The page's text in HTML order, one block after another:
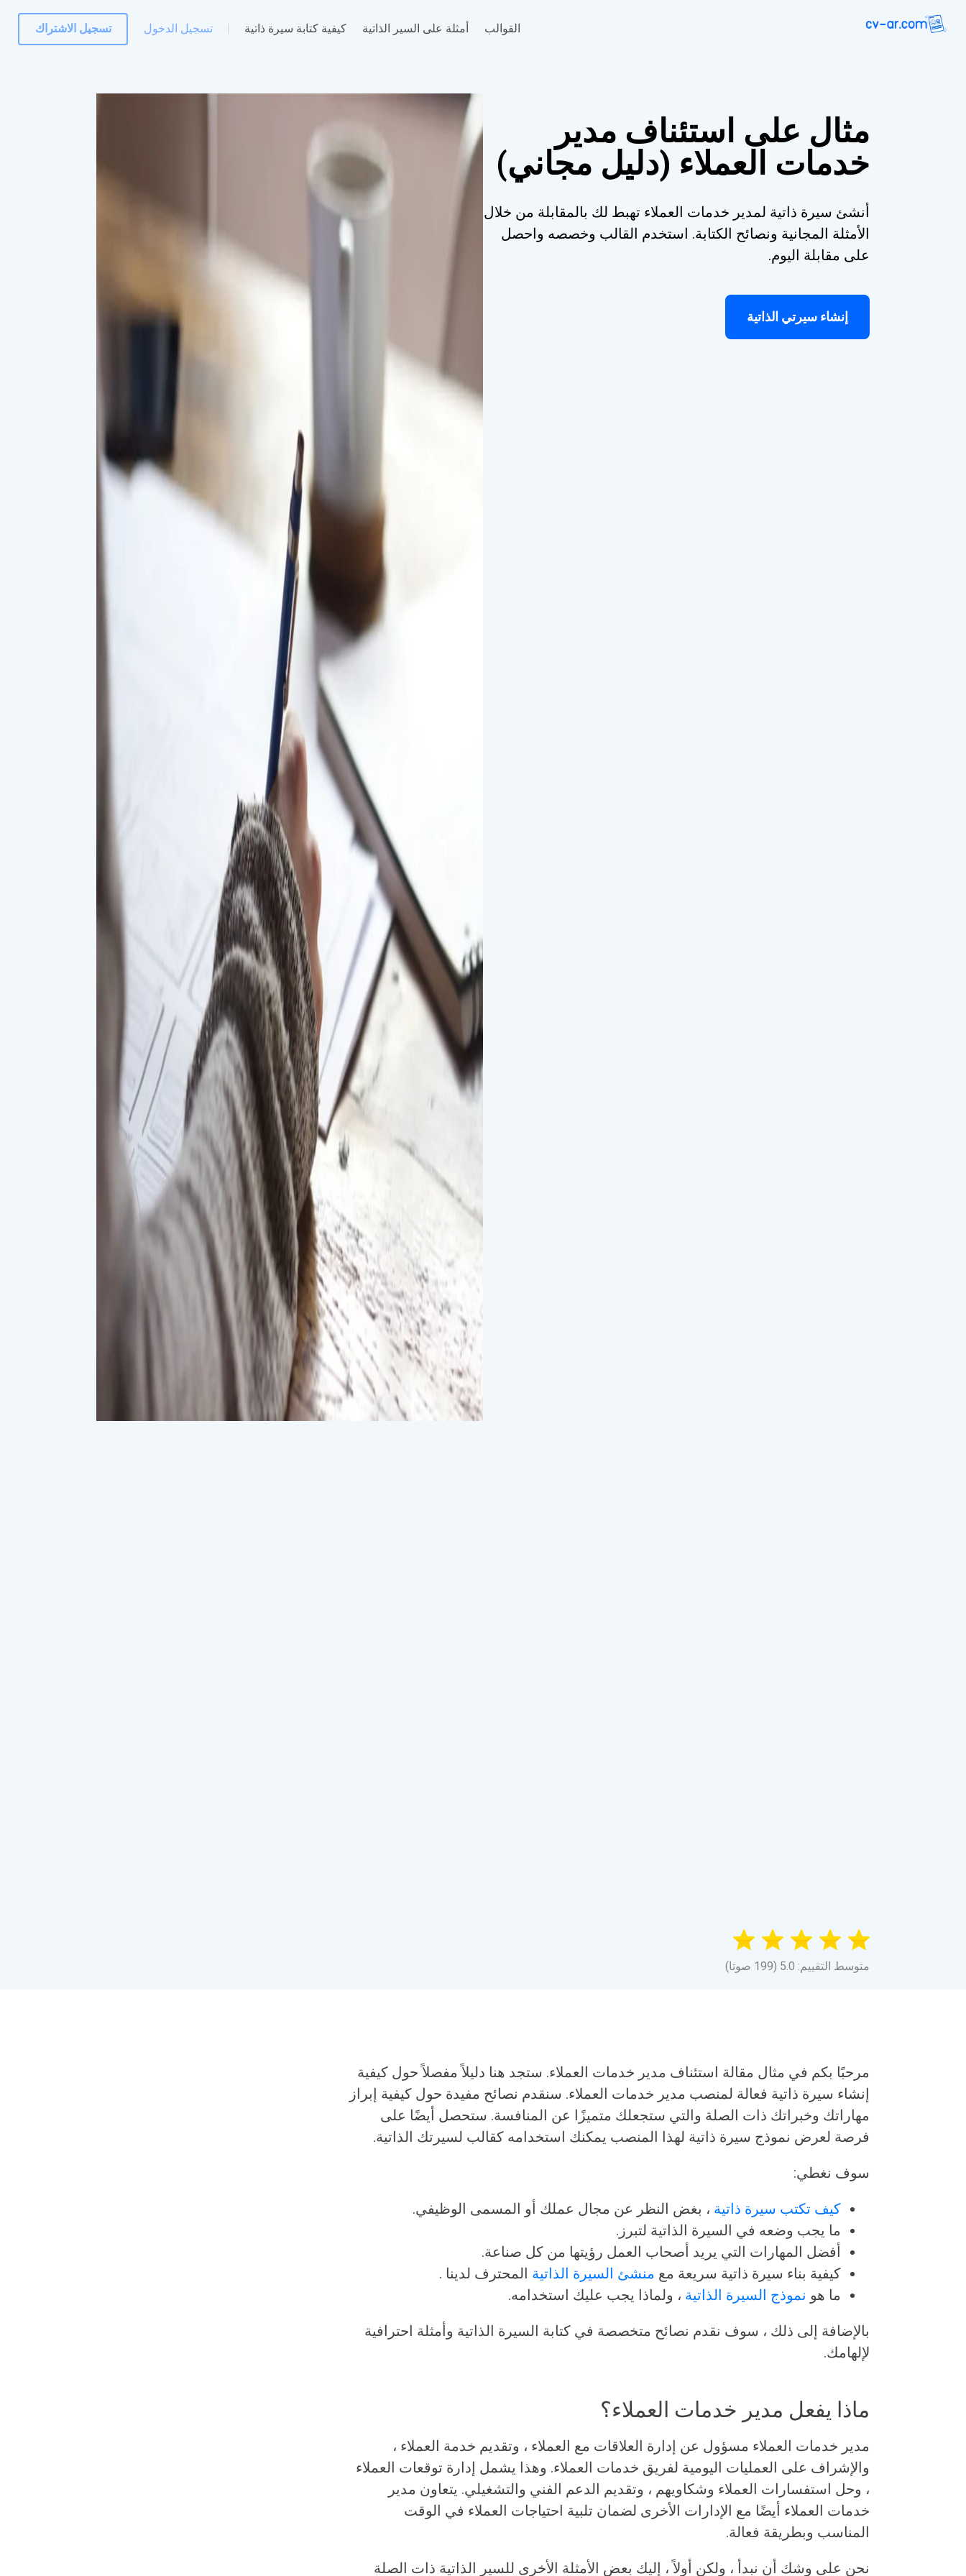
القوالب أمثلة على السير الذاتية كيفية كتابة سيرة ذاتية تسجيل الدخول تسجيل الاشتراك
مثال على استئناف مدير
خدمات العملاء (دليل مجاني)
أنشئ سيرة ذاتية لمدير خدمات العملاء تهبط لك بالمقابلة من خلال
الأمثلة المجانية ونصائح الكتابة. استخدم القالب وخصصه واحصل
على مقابلة اليوم.
إنشاء سيرتي الذاتية
متوسط التقييم: 5.0 (199 صوتا)
مرحبًا بكم في مثال مقالة استئناف مدير خدمات العملاء. ستجد هنا دليلاً مفصلاً حول كيفية
إنشاء سيرة ذاتية فعالة لمنصب مدير خدمات العملاء. سنقدم نصائح مفيدة حول كيفية إبراز
مهاراتك وخبراتك ذات الصلة والتي ستجعلك متميزًا عن المنافسة. ستحصل أيضًا على
فرصة لعرض نموذج سيرة ذاتية لهذا المنصب يمكنك استخدامه كقالب لسيرتك الذاتية.
سوف نغطي:
كيف تكتب سيرة ذاتية ، بغض النظر عن مجال عملك أو المسمى الوظيفي.
ما يجب وضعه في السيرة الذاتية لتبرز.
أفضل المهارات التي يريد أصحاب العمل رؤيتها من كل صناعة.
كيفية بناء سيرة ذاتية سريعة مع منشئ السيرة الذاتية المحترف لدينا .
ما هو نموذج السيرة الذاتية ، ولماذا يجب عليك استخدامه.
بالإضافة إلى ذلك ، سوف نقدم نصائح متخصصة في كتابة السيرة الذاتية وأمثلة احترافية
لإلهامك.
ماذا يفعل مدير خدمات العملاء؟
مدير خدمات العملاء مسؤول عن إدارة العلاقات مع العملاء ، وتقديم خدمة العملاء ،
والإشراف على العمليات اليومية لفريق خدمات العملاء. وهذا يشمل إدارة توقعات العملاء
، وحل استفسارات العملاء وشكاويهم ، وتقديم الدعم الفني والتشغيلي. يتعاون مدير
خدمات العملاء أيضًا مع الإدارات الأخرى لضمان تلبية احتياجات العملاء في الوقت
المناسب وبطريقة فعالة.
نحن على وشك أن نبدأ ، ولكن أولاً ، إليك بعض الأمثلة الأخرى للسير الذاتية ذات الصلة